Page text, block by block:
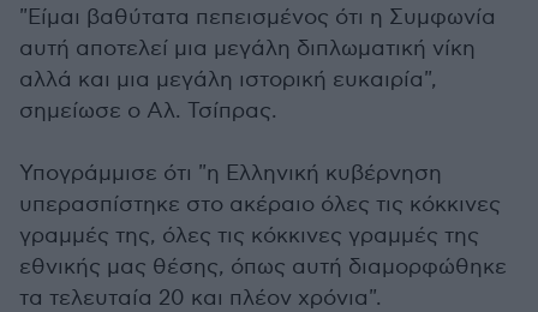
"Είμαι βαθύτατα πεπεισμένος ότι η Συμφωνία
αυτή αποτελεί μια μεγάλη διπλωματική νίκη
αλλά και μια μεγάλη ιστορική ευκαιρία",
σημείωσε ο Αλ. Τσίπρας.
Υπογράμμισε ότι "η Ελληνική κυβέρνηση
υπερασπίστηκε στο ακέραιο όλες τις κόκκινες
γραμμές της, όλες τις κόκκινες γραμμές της
εθνικής μας θέσης, όπως αυτή διαμορφώθηκε
τα τελευταία 20 και πλέον χρόνια".